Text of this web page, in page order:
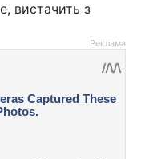
вистачить з
Реклама